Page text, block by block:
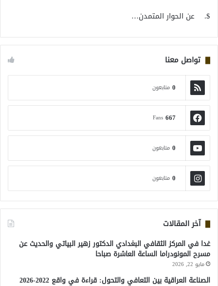
$. عن الحوار المتمدن…
تواصل معنا
0 متابعون
667
Fans
0 متابعون
0 متابعون
آخر المقالات
غدا في المركز الثقافي البغدادي الدكتور زهير البياتي والحديث عن
مسرح المونودراما الساعة العاشرة صباحا
مايو 22, 2026
الصناعة العراقية بين التعافي والتحول: قراءة في واقع 2022-2026